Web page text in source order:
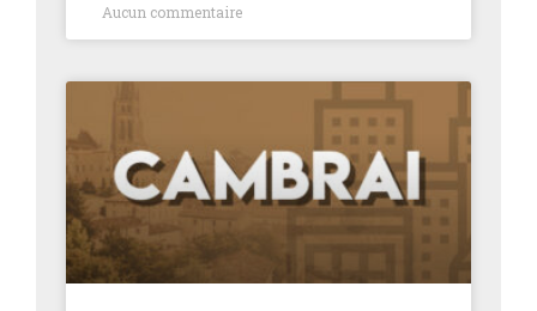
Aucun commentaire